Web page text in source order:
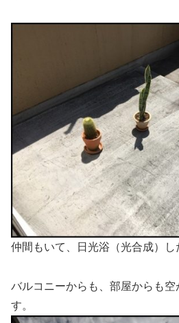
仲間もいて、日光浴（光合成）し
バルコニーからも、部屋からも
す。